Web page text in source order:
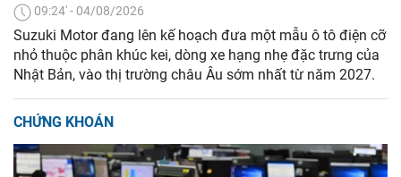
09:24' - 04/08/2026
Suzuki Motor đang lên kế hoạch đưa một mẫu ô tô điện cỡ
nhỏ thuộc phân khúc kei, dòng xe hạng nhẹ đặc trưng của
Nhật Bản, vào thị trường châu Âu sớm nhất từ năm 2027.
CHỨNG KHOÁN